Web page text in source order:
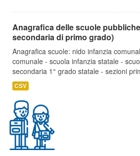
Anagrafica delle scuole
secondaria di primo grado)
Anagrafica scuole: nido infanzia
comunale - scuola infanzia statale -
secondaria 1° grado statale - sezioni
CSV